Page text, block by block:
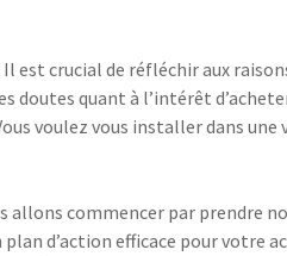
est crucial de réfléchir aux
doutes quant à l’intérêt
voulez vous installer dans
commencer par prendre
d’action efficace pour votre